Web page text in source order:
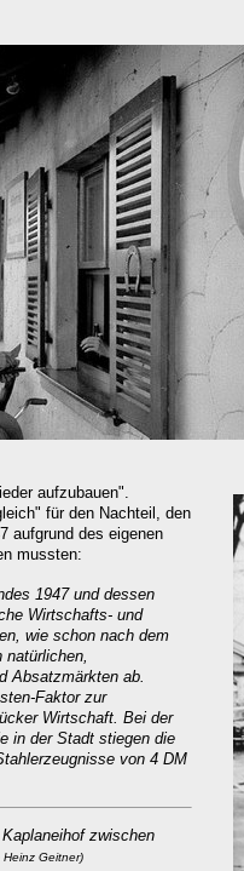
aufzubauen".
für den Nachteil, den
aufgrund des eigenen
mussten:
1947 und dessen
Wirtschafts- und
wie schon nach dem
natürlichen,
Absatzmärkten ab.
Faktor zur
Wirtschaft. Bei der
in der Stadt stiegen die
von 4 DM
zwischen
Heinz Geitner)